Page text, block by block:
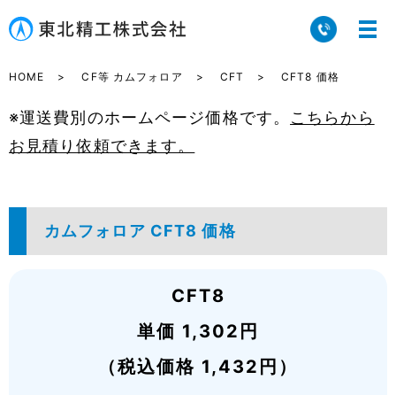
HOME CF等 カムフォロア CFT CFT8 価格
※運送費別のホームページ価格です。 こちらから
お見積り依頼できます。
カムフォロア CFT8 価格
CFT8
単価 1,302円
（税込価格 1,432円）